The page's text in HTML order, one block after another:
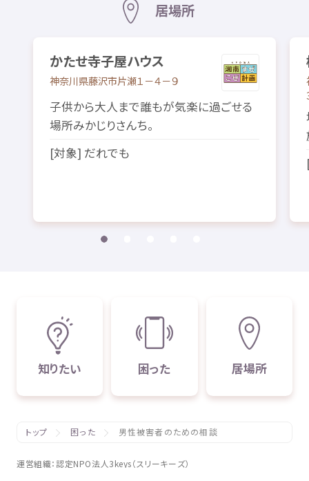
居場所
かたせ寺子屋ハウス
神奈川県藤沢市片瀬１－４－９
子供から大人まで誰もが気楽に過ごせる
場所みかじりさんち。
[対象] だれでも
知りたい 困った 居場所
トップ 困った 男性被害者のための相談
運営組織：認定NPO法人 3keys（スリーキーズ）